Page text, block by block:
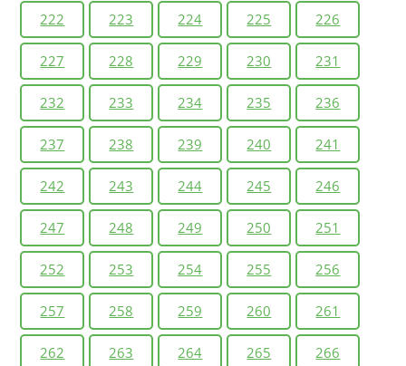
222 223 224 225 226
227 228 229 230 231
232 233 234 235 236
237 238 239 240 241
242 243 244 245 246
247 248 249 250 251
252 253 254 255 256
257 258 259 260 261
262 263 264 265 266